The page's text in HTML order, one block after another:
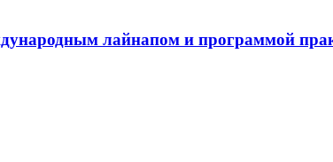
лайнапом и программой